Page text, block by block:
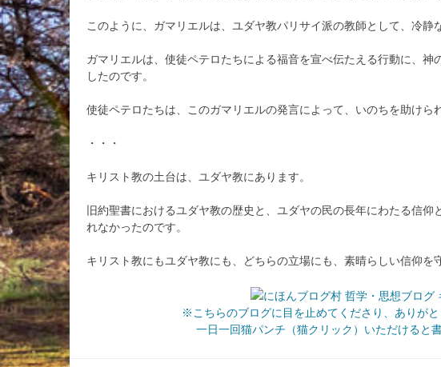
このように、ガマリエルは、ユダヤ教パリサイ派の教師として、冷静
ガマリエルは、使徒ペテロたちによる福音を宣べ伝たえる行動に、
したのです。
使徒ペテロたちは、このガマリエルの発言によって、いのちを助けら
・・・
キリスト教の土台は、ユダヤ教にあります。
旧約聖書におけるユダヤ教の歴史と、ユダヤの民の長年にわたる信仰
れなかったのです。
キリスト教にもユダヤ教にも、どちらの立場にも、素晴らしい信仰を
※こちらのブログに目を止めてくださり、ありがと
一日一回猫パンチ（猫クリック）いただけると